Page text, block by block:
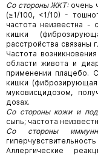
Со стороны ЖКТ:очень
(≥1/100, <1/10) -
частота неизвестна -
кишки
расстройства связаны
Частота
области живота и
применении плацебо.
кишки
муковисцидозом,
дозах.
Со стороны кожи и
сыпь; частота
Со стороны
Аллергические